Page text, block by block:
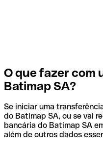
O que fazer com
Batimap SA?
Se iniciar uma
do Batimap SA, ou se vai
bancária do Batimap SA
além de outros dados